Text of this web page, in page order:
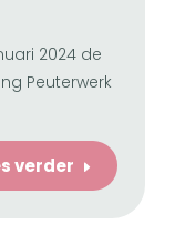
2024 de
Peuterwerk
verder E